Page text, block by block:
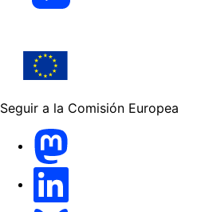
Seguir a la Comisión Europea